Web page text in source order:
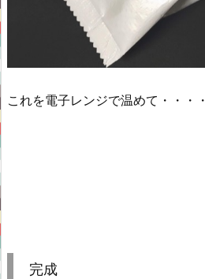
これを電子レンジで温めて・・・・
完成